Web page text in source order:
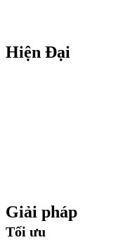
Hiện Đại
Giải pháp
Tối ưu